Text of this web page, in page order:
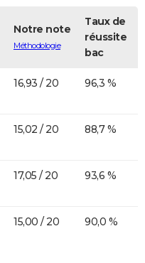
Notre note
Méthodologie
Taux de
réussite
bac
16,93 / 20 96,3 %
15,02 / 20 88,7 %
17,05 / 20 93,6 %
15,00 / 20 90,0 %